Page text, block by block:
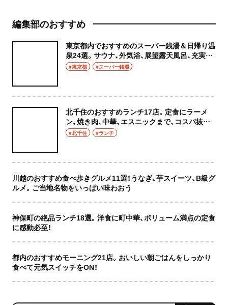
編集部のおすすめ
東京都内でおすすめのスーパー銭湯＆日帰り温
泉24選。サウナ、外気浴、展望露天風呂、充実の
癒やし空間へ
#東京都 #スーパー銭湯
北千住のおすすめランチ17店。定食にラーメ
ン、焼き肉、中華、エスニックまで、コスパ抜群
な店もおしゃれな店も網羅してご紹介！
#北千住 #ランチ
川越のおすすめ食べ歩きグルメ11選！うなぎ、芋スイーツ、B級グ
ルメ。ご当地名物をいっぱい味わおう
神保町の絶品ランチ18選。洋食に町中華、ボリューム満点の定食
に感動必至！
都内のおすすめモーニング21店。おいしい朝ごはんをしっかり
食べて元気スイッチをON！